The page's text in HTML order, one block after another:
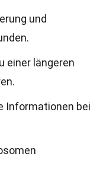
und
einer längeren
Informationen bei